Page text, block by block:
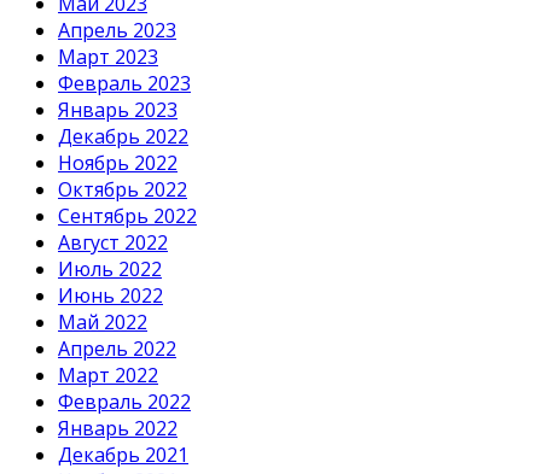
Апрель 2023
Март 2023
Февраль 2023
Январь 2023
Декабрь 2022
Ноябрь 2022
Октябрь 2022
Сентябрь 2022
Август 2022
Июль 2022
Июнь 2022
Май 2022
Апрель 2022
Март 2022
Февраль 2022
Январь 2022
Декабрь 2021